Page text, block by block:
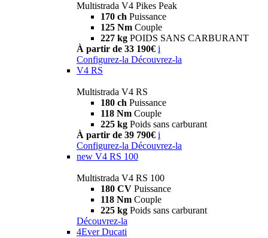
Multistrada V4 Pikes Peak
170 ch Puissance
125 Nm Couple
227 kg POIDS SANS CARBURANT
À partir de 33 190€ i
Configurez-la Découvrez-la
V4 RS
Multistrada V4 RS
180 ch Puissance
118 Nm Couple
225 kg Poids sans carburant
À partir de 39 790€ i
Configurez-la Découvrez-la
new V4 RS 100
Multistrada V4 RS 100
180 CV Puissance
118 Nm Couple
225 kg Poids sans carburant
Découvrez-la
4Ever Ducati